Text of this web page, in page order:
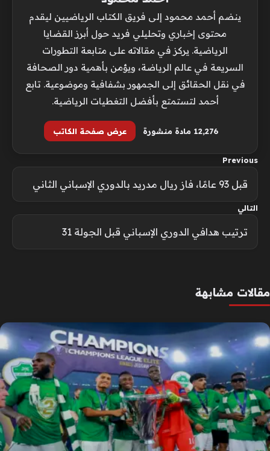
ينضم أحمد محمود إلى فريق الكتاب الرياضيين ليقدم
محتوى إخباري وتحليلي فريد حول أبرز القضايا
الرياضية. يركز في مقالاته على متابعة التطورات
السريعة في عالم الرياضة، ويؤمن بأهمية دور الصحافة
في نقل الحقائق إلى الجمهور بشفافية وموضوعية. تابع
أحمد لتستمتع بأفضل التغطيات الرياضية.
12٬276 مادة منشورة عرض صفحة الكاتب
Previous
قبل 93 عامًا، فاز ريال مدريد بالدوري الإسباني الثاني
التالي
ترتيب هدافي الدوري الإسباني قبل الجولة 31
مقالات مشابهة